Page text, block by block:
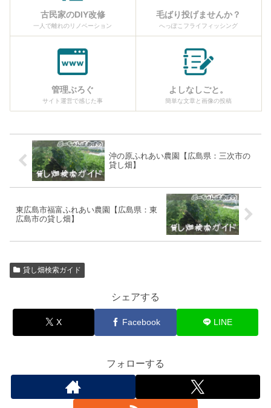
古民家のDIY改修
一人で離れのリノベーション
毛ばり投げませんか？
へっぽこフライフィッシング
管理ぶろぐ
サイト運営で感じた事
よしなしごと。
簡単な文章と画像の投稿
沖の原ふれあい農園【広島県：三次市の
貸し畑】
東広島市福富ふれあい農園【広島県：東
広島市の貸し畑】
貸し畑検索ガイド
シェアする
X Facebook LINE
フォローする